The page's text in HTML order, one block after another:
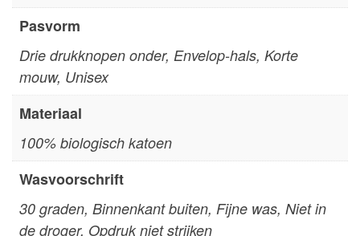
Pasvorm
Drie drukknopen onder, Envelop-hals, Korte
mouw, Unisex
Materiaal
100% biologisch katoen
Wasvoorschrift
30 graden, Binnenkant buiten, Fijne was, Niet in
de droger, Opdruk niet strijken